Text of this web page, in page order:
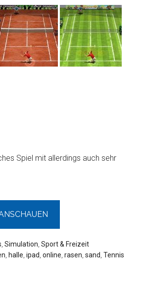
Spiel mit allerdings auch sehr
,Simulation ,Sport & Freizeit
halle ,ipad ,online ,rasen ,sand ,Tennis